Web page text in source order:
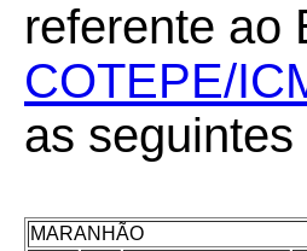
referente ao
COTEPE/
as seguintes
MARANHÃO